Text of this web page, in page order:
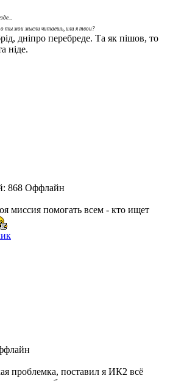
ты мои мысли читаешь, или я твои?
днiпро перебреде. Та як пiшов, то
нiде.
868 Оффлайн
миссия помогать всем - кто ищет
проблемка, поставил я ИК2 всё